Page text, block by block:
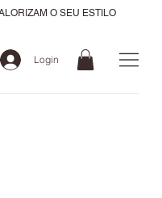
O SEU ESTILO
Login